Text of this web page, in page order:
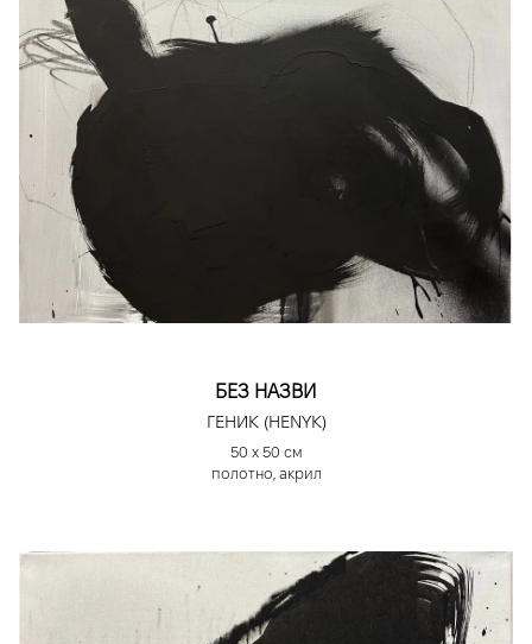
БЕЗ НАЗВИ
ГЕНИК (HENYK)
50 х 50 см
полотно, акрил